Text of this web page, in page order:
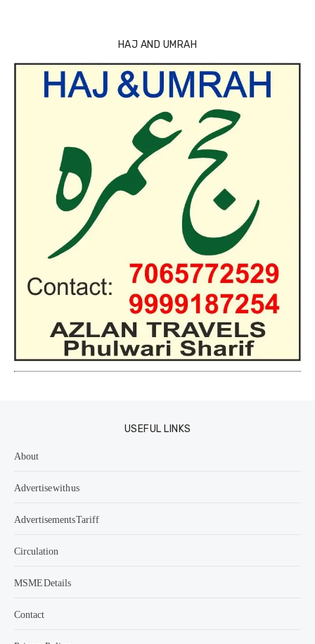
HAJ AND UMRAH
USEFUL LINKS
About
Advertise with us
Advertisements Tariff
Circulation
MSME Details
Contact